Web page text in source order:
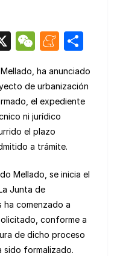
X
W
C
h
at
M
n
e
a
e
m
p
ha anunciado
de urbanización
el expediente
ni jurídico
el plazo
a trámite.
Mellado, se inicia el
Junta de
ha comenzado a
conforme a
de dicho proceso
sido formalizado.